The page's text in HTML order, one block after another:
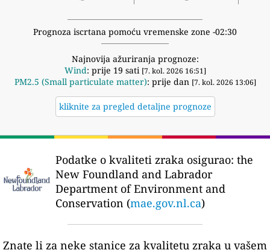
Prognoza iscrtana pomoću vremenske zone -02:30
Najnovija ažuriranja prognoze:
Wind: prije 19 sati [7. kol. 2026 16:51]
PM2.5 (Small particulate matter): prije dan [7. kol. 2026 13:06]
kliknite za pregled detaljne prognoze
Podatke o kvaliteti zraka osigurao: the
New Foundland and Labrador
Department of Environment and
Conservation (mae.gov.nl.ca)
Znate li za neke stanice za kvalitetu zraka u vašem